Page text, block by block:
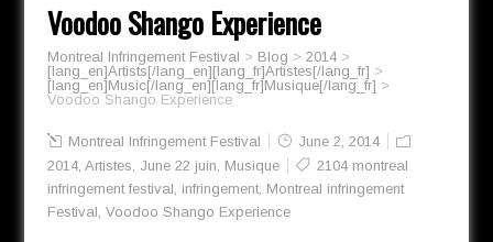
Voodoo Shango Experience
Montreal Infringement Festival > Blog > 2014>
[lang_en]Artists[/lang_en][lang_fr]Artistes[/lang_fr] >
[lang_en]Music[/lang_en][lang_fr]Musique[/lang_fr] >
Voodoo Shango Experience
Montreal Infringement Festival
June 2, 2014
2014, Artistes, June 22 juin, Musique
2104 montreal
infringement festival, infringement, Montreal infringement
Festival, Voodoo Shango Experience